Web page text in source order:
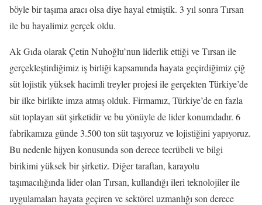
böyle bir taşıma aracı olsa diye hayal etmiştik. 3 yıl sonra Tırsan
ile bu hayalimiz gerçek oldu.
Ak Gıda olarak Çetin Nuhoğlu’nun liderlik ettiği ve Tırsan ile
gerçekleştirdiğimiz iş birliği kapsamında hayata geçirdiğimiz çiğ
süt lojistik yüksek hacimli treyler projesi ile gerçekten Türkiye’de
bir ilke birlikte imza atmış olduk. Firmamız, Türkiye’de en fazla
süt toplayan süt şirketidir ve bu yönüyle de lider konumdadır. 6
fabrikamıza günde 3.500 ton süt taşıyoruz ve lojistiğini yapıyoruz.
Bu nedenle hijyen konusunda son derece tecrübeli ve bilgi
birikimi yüksek bir şirketiz. Diğer taraftan, karayolu
taşımacılığında lider olan Tırsan, kullandığı ileri teknolojiler ile
uygulamaları hayata geçiren ve sektörel uzmanlığı son derece